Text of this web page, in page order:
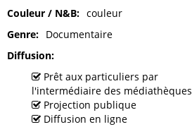
Couleur / N&B
couleur
Genre
Documentaire
Diffusion
Prêt aux particuliers par
l'intermédiaire des médiathèques
Projection publique
Diffusion en ligne